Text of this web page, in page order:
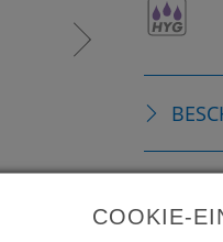
COOKIE-